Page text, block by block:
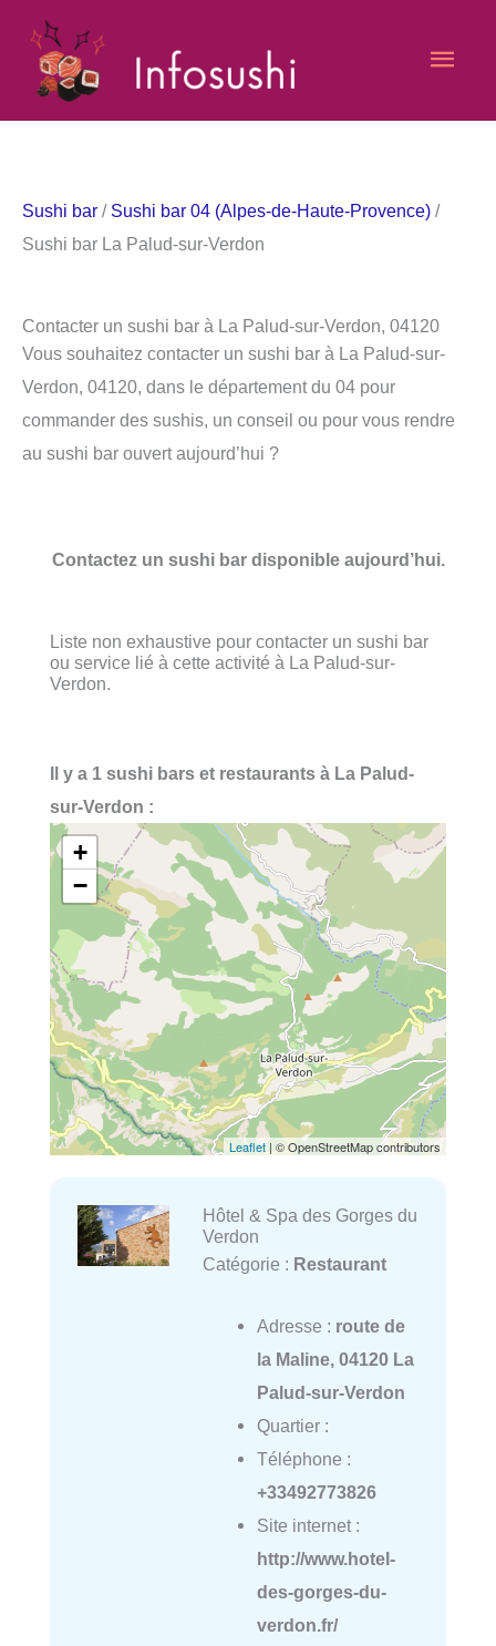
contenu
Sushi bar / Sushi bar 04 (Alpes-de-Haute-Provence) /
Sushi bar La Palud-sur-Verdon
Contacter un sushi bar à La Palud-sur-Verdon, 04120
Vous souhaitez contacter un sushi bar à La Palud-sur-
Verdon, 04120, dans le département du 04 pour
commander des sushis, un conseil ou pour vous rendre
au sushi bar ouvert aujourd’hui ?
Contactez un sushi bar disponible aujourd’hui.
Liste non exhaustive pour contacter un sushi bar
ou service lié à cette activité à La Palud-sur-
Verdon.
Il y a 1 sushi bars et restaurants à La Palud-
sur-Verdon :
+
−
Leaflet | © OpenStreetMap contributors
Hôtel & Spa des Gorges du
Verdon
Catégorie : Restaurant
Adresse : route de
la Maline, 04120 La
Palud-sur-Verdon
Quartier :
Téléphone :
+33492773826
Site internet :
http://www.hotel-
des-gorges-du-
verdon.fr/